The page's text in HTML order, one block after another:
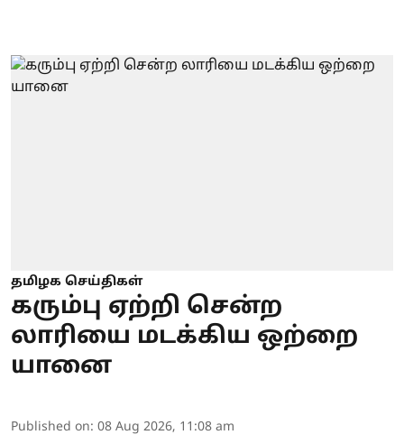
தமிழக செய்திகள்
கரும்பு ஏற்றி சென்ற
லாரியை மடக்கிய ஒற்றை
யானை
Published on: 08 Aug 2026, 11:08 am